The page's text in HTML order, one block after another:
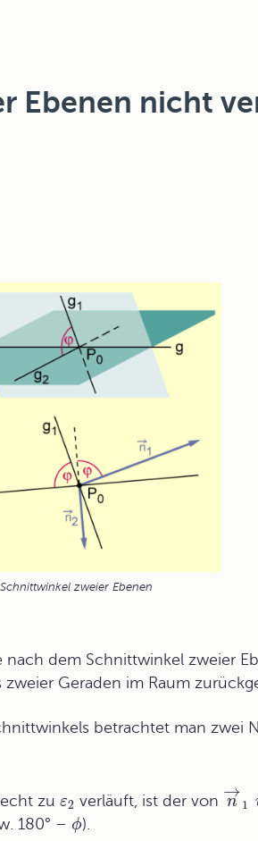
Ebenen nicht
Schnittwinkel zweier Ebenen
nach dem Schnittwinkel zweier
zweier Geraden im Raum
betrachtet man zwei
zu ε2 verläuft, ist der von n
→
1
180° –ϕ).